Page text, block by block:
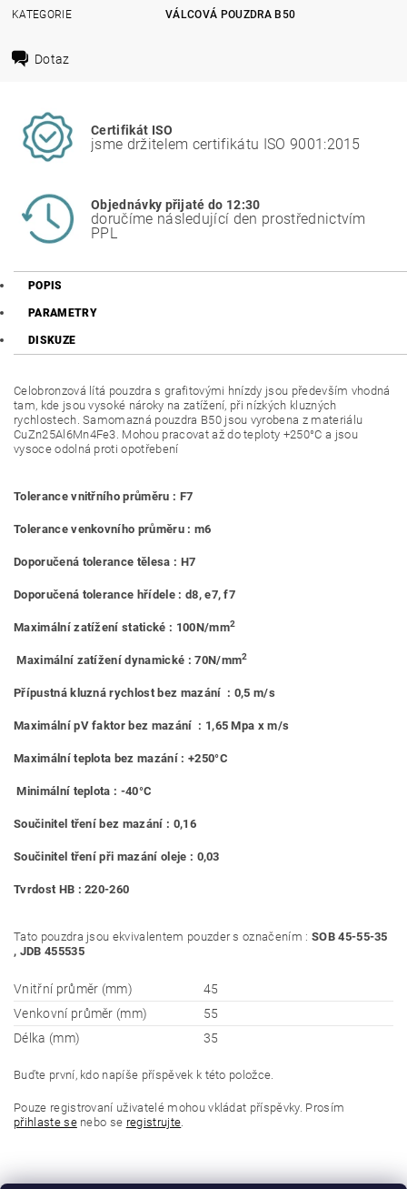
KATEGORIE
VÁLCOVÁ POUZDRA B50
Dotaz
Certifikát ISO
jsme držitelem certifikátu ISO 9001:2015
Objednávky přijaté do 12:30
doručíme následující den prostřednictvím
PPL
POPIS
PARAMETRY
DISKUZE
Celobronzová lítá pouzdra s grafitovými hnízdy jsou především vhodná
tam, kde jsou vysoké nároky na zatížení, při nízkých kluzných
rychlostech. Samomazná pouzdra B50 jsou vyrobena z materiálu
CuZn25Al6Mn4Fe3. Mohou pracovat až do teploty +250°C a jsou
vysoce odolná proti opotřebení
Tolerance vnitřního průměru : F7
Tolerance venkovního průměru : m6
Doporučená tolerance tělesa : H7
Doporučená tolerance hřídele : d8, e7, f7
Maximální zatížení statické : 100N/mm2
Maximální zatížení dynamické : 70N/mm2
Přípustná kluzná rychlost bez mazání : 0,5 m/s
Maximální pV faktor bez mazání : 1,65 Mpa x m/s
Maximální teplota bez mazání : +250°C
Minimální teplota : -40°C
Součinitel tření bez mazání : 0,16
Součinitel tření při mazání oleje : 0,03
Tvrdost HB : 220-260
Tato pouzdra jsou ekvivalentem pouzder s označením : SOB 45-55-35
, JDB 455535
Vnitřní průměr (mm)
45
Venkovní průměr (mm)
55
Délka (mm)
35
Buďte první, kdo napíše příspěvek k této položce.
Pouze registrovaní uživatelé mohou vkládat příspěvky. Prosím
přihlaste senebo se registrujte.